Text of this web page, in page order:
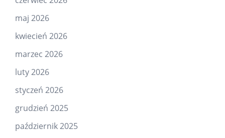
maj 2026
kwiecień 2026
marzec 2026
luty 2026
styczeń 2026
grudzień 2025
październik 2025